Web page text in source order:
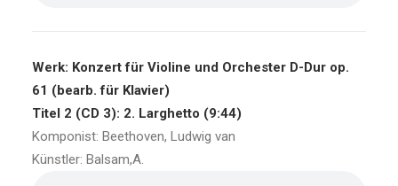
Werk: Konzert für Violine und Orchester D-Dur op.
61 (bearb. für Klavier)
Titel 2 (CD 3): 2. Larghetto (9:44)
Komponist: Beethoven, Ludwig van
Künstler: Balsam,A.